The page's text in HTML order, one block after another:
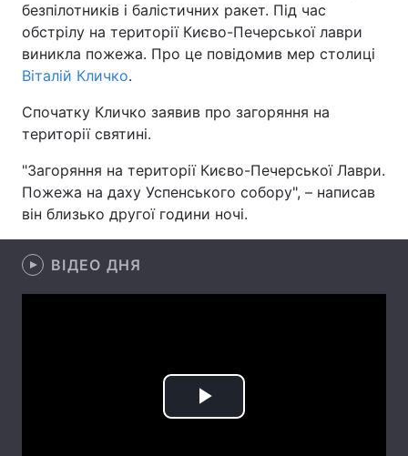
Україна Політика
Економіка Світ
Спорт Наука
Техно і зв'язок
Зброя Інциденти
Цікавинки
безпілотників і балістичних ракет. Під час
обстрілу на території Києво-Печерської лаври
виникла пожежа. Про це повідомив мер столиці
Віталій Кличко.
Спочатку Кличко заявив про загоряння на
території святині.
"Загоряння на території Києво-Печерської Лаври.
Пожежа на даху Успенського собору", – написав
він близько другої години ночі.
ВІДЕО ДНЯ
Play